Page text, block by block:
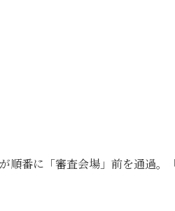
番に「審査会場」前を通過